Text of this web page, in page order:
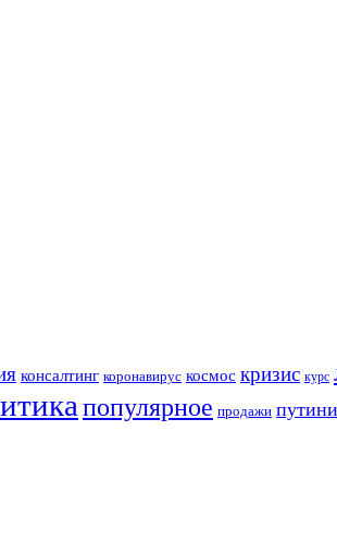
консалтинг коронавирус космос кризис курс
популярное продажи